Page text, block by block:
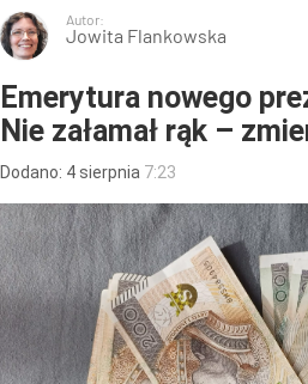
Autor:
Jowita Flankowska
Emerytura nowego
Nie załamał rąk –
Dodano: 4sierpnia 7:23